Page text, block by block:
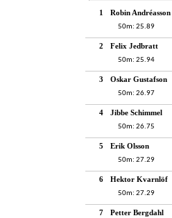
1 Robin Andréasson
50m: 25.89
2 Felix Jedbratt
50m: 25.94
3 Oskar Gustafson
50m: 26.97
4 Jibbe Schimmel
50m: 26.75
5 Erik Olsson
50m: 27.29
6 Hektor Kvarnlöf
50m: 27.29
7 Petter Bergdahl